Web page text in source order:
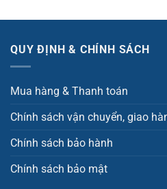
QUY ĐỊNH & CHÍNH SÁCH
Mua hàng & Thanh toán
Chính sách vận chuyển, giao
Chính sách bảo hành
Chính sách bảo mật